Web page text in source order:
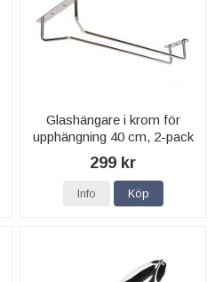
Glashängare i krom för
upphängning 40 cm, 2-pack
299 kr
Info Köp